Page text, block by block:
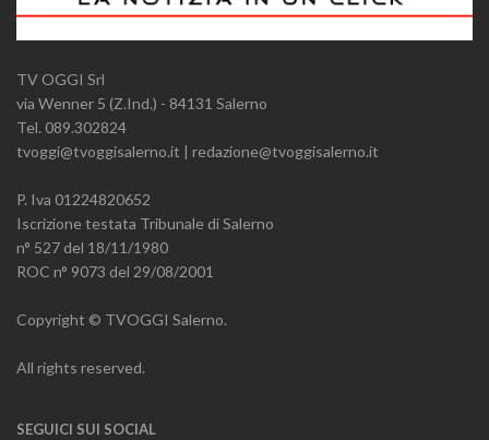
TV OGGI Srl
via Wenner 5 (Z.Ind.) - 84131 Salerno
Tel. 089.302824
tvoggi@tvoggisalerno.it | redazione@tvoggisalerno.it
P. Iva 01224820652
Iscrizione testata Tribunale di Salerno
n° 527 del 18/11/1980
ROC n° 9073 del 29/08/2001
Copyright © TVOGGI Salerno.
All rights reserved.
SEGUICI SUI SOCIAL